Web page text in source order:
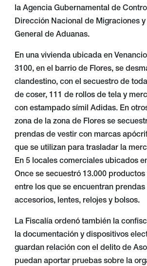
la Agencia Gubernamental de
Dirección Nacional de Migraciones
General de Aduanas.
En una vivienda ubicada en
3100, en el barrio de Flores, se
clandestino, con el secuestro de
de coser, 111 de rollos de tela y
con estampado símil Adidas. En
zona de la zona de Flores se
prendas de vestir con marcas
que se utilizan para trasladar la
En 5 locales comerciales ubicados
Once se secuestró 13.000
entre los que se encuentran prendas
accesorios, lentes, relojes y bolsos.
La Fiscalía ordenó también la
la documentación y dispositivos
guardan relación con el delito de
puedan aportar pruebas sobre la